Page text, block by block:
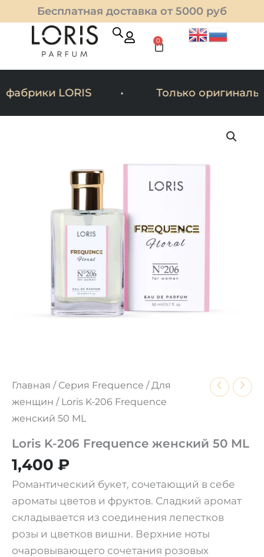
Перейти
к
содержимому
Бесплатная доставка от 5000 руб
0
Cart
LORIS Только
Главная / Серия Frequence /Для
женщин / Loris K-206 Frequence
женский 50 ML
Loris K-206 Frequence женский 50 ML
1,400 ₽
Романтический букет, сочетающий в себе
ароматы цветов и фруктов. Сладкий аромат
складывается из соединения лепестков
розы и цветков вишни. Верхние ноты
очаровывающего сочетания розовых